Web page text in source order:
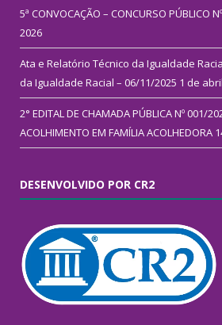
5ª CONVOCAÇÃO – CONCURSO PÚBLICO
2026
Ata e Relatório Técnico da Igualdade
da Igualdade Racial – 06/11/2025 1 de
2° EDITAL DE CHAMADA PÚBLICA Nº 001/
ACOLHIMENTO EM FAMÍLIA ACOLHEDORA
DESENVOLVIDO POR CR2